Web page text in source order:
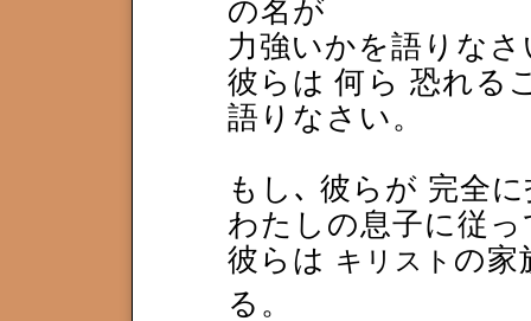
の名が
力強いかを語りなさ
彼らは 何ら 恐れる
語りなさい。
もし､ 彼らが 完全
わたしの息子に従
彼らは キリスト の家
る。